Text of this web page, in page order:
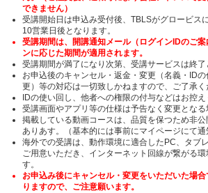
できません）
受講開始日は申込み受付後、TBLSがグロービス
10営業日後となります。
受講期間は、開講通知メール（ログインIDのご
ンに応じた期間が適用されます。
受講期間が満了になり次第、受講サービスは終了
お申込後のキャンセル・返金・変更（名義・ID
更）等の対応は一切致しかねますので、ご了承く
IDの使い回し、他者への権限の付与などはお控え
受講画面やアプリ等の仕様は予告なく変更となる
掲載している動画コースは、品質を保つため非
ありあす。（基本的には事前にマイページにて通
海外での受講は、動作環境に適合したPC、タブ
ご用意いただき、インターネット回線が繋がる
す。
お申込み後にキャンセル・変更をいただいた場
りますので、ご注意願います。